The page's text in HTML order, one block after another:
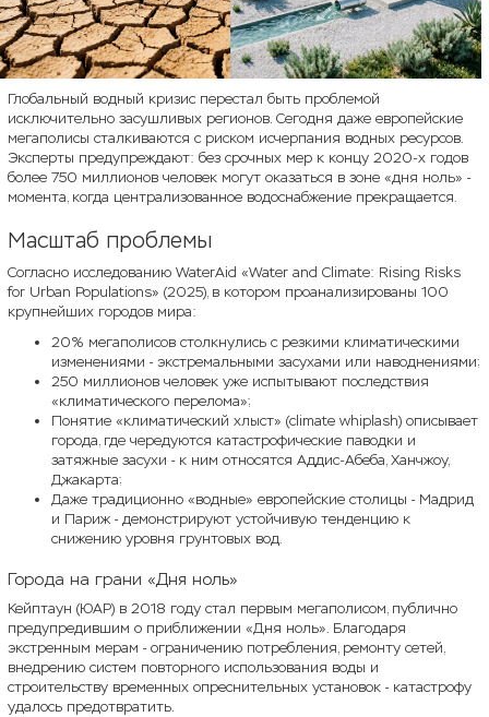
Глобальный водный кризис перестал быть проблемой
исключительно засушливых регионов. Сегодня даже европейские
мегаполисы сталкиваются с риском исчерпания водных ресурсов.
Эксперты предупреждают: без срочных мер к концу 2020-х годов
более 750 миллионов человек могут оказаться в зоне «дня ноль» -
момента, когда централизованное водоснабжение прекращается.
Масштаб проблемы
Согласно исследованию WaterAid «Water and Climate: Rising Risks
for Urban Populations» (2025), в котором проанализированы 100
крупнейших городов мира:
20% мегаполисов столкнулись с резкими климатическими
изменениями - экстремальными засухами или наводнениями;
250 миллионов человек уже испытывают последствия
«климатического перелома»;
Понятие «климатический хлыст» (climate whiplash) описывает
города, где чередуются катастрофические паводки и
затяжные засухи - к ним относятся Аддис-Абеба, Ханчжоу,
Джакарта;
Даже традиционно «водные» европейские столицы - Мадрид
и Париж - демонстрируют устойчивую тенденцию к
снижению уровня грунтовых вод.
Города на грани «Дня ноль»
Кейптаун (ЮАР) в 2018 году стал первым мегаполисом, публично
предупредившим о приближении «Дня ноль». Благодаря
экстренным мерам - ограничению потребления, ремонту сетей,
внедрению систем повторного использования воды и
строительству временных опреснительных установок - катастрофу
удалось предотвратить.